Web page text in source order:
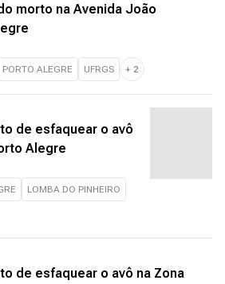
morto na Avenida João
PORTO ALEGRE UFRGS + 2
de esfaquear o avô
Alegre
LOMBA DO PINHEIRO
de esfaquear o avô na Zona